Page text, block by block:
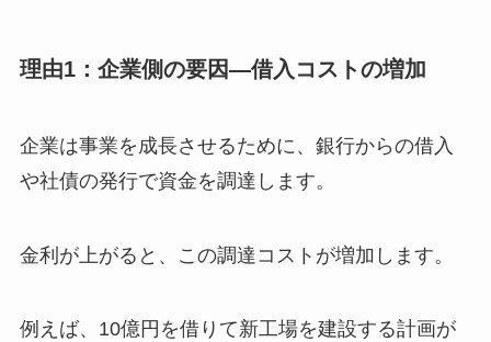
理由1：企業側の要因—借入コストの増加
企業は事業を成長させるために、銀行からの借入
や社債の発行で資金を調達します。
金利が上がると、この調達コストが増加します。
例えば、10億円を借りて新工場を建設する計画が